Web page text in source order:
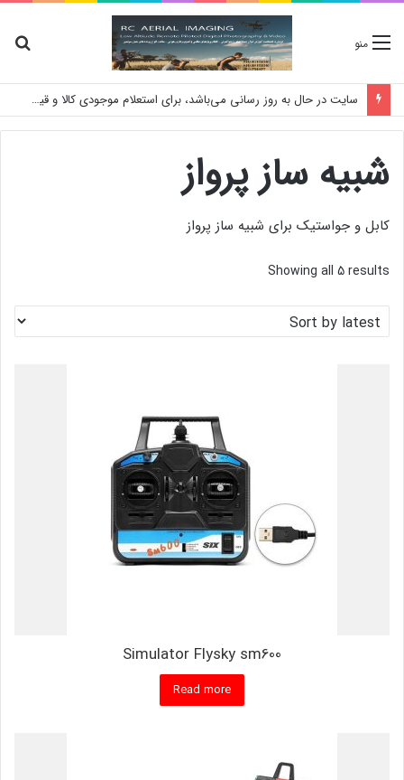
منو
سایت در حال به روز رسانی می‌باشد، برای استعلام موجودی کالا و قیمت لطفا تماس بگیرید
شبیه ساز پرواز
کابل و جواستیک برای شبیه ساز پرواز
Showing all 5 results
Simulator Flysky sm600
Read more